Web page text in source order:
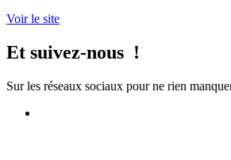
Voir le site
Et suivez-nous !
Sur les réseaux sociaux pour ne rien